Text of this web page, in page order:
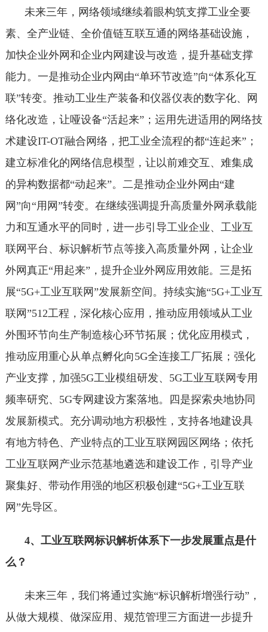
未来三年，网络领域继续着眼构筑支撑工业全要
素、全产业链、全价值链互联互通的网络基础设施，
加快企业外网和企业内网建设与改造，提升基础支撑
能力。一是推动企业内网由“单环节改造”向“体系化互
联”转变。推动工业生产装备和仪器仪表的数字化、网
络化改造，让哑设备“活起来”；运用先进适用的网络技
术建设IT-OT融合网络，把工业全流程的都“连起来”；
建立标准化的网络信息模型，让以前难交互、难集成
的异构数据都“动起来”。二是推动企业外网由“建
网”向“用网”转变。在继续强调提升高质量外网承载能
力和互通水平的同时，进一步引导工业企业、工业互
联网平台、标识解析节点等接入高质量外网，让企业
外网真正“用起来”，提升企业外网应用效能。三是拓
展“5G+工业互联网”发展新空间。持续实施“5G+工业互
联网”512工程，深化核心应用，推动应用领域从工业
外围环节向生产制造核心环节拓展；优化应用模式，
推动应用重心从单点孵化向5G全连接工厂拓展；强化
产业支撑，加强5G工业模组研发、5G工业互联网专用
频率研究、5G专网建设方案落地。四是探索央地协同
发展新模式。充分调动地方积极性，支持各地建设具
有地方特色、产业特点的工业互联网园区网络；依托
工业互联网产业示范基地遴选和建设工作，引导产业
聚集好、带动作用强的地区积极创建“5G+工业互联
网”先导区。
4、工业互联网标识解析体系下一步发展重点是什
么？
未来三年，我们将通过实施“标识解析增强行动”，
从做大规模、做深应用、规范管理三方面进一步提升